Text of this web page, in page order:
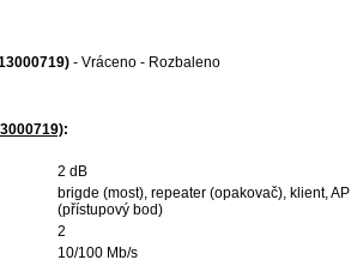
- Vráceno - Rozbaleno
:
2 dB
brigde (most), repeater (opakovač), klient, AP
(přístupový bod)
2
10/100 Mb/s